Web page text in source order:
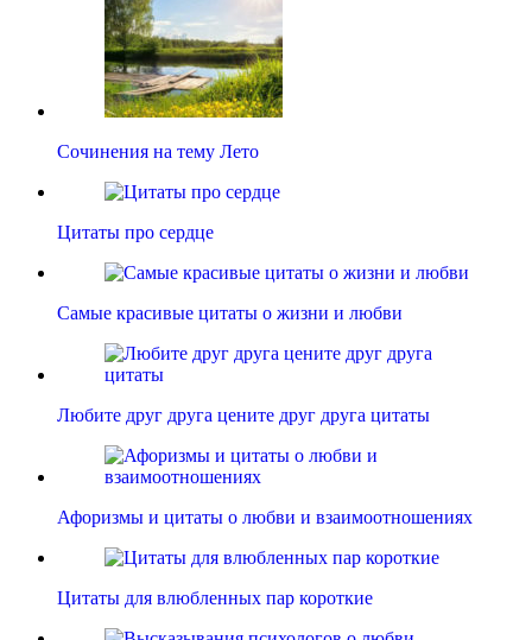
Сочинения на тему Лето
Цитаты про сердце
Самые красивые цитаты о жизни и любви
Любите друг друга цените друг друга цитаты
Афоризмы и цитаты о любви и взаимоотношениях
Цитаты для влюбленных пар короткие